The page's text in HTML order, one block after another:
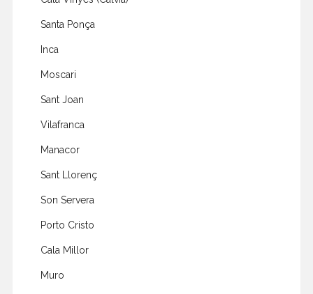
Santa Ponça
Inca
Moscari
Sant Joan
Vilafranca
Manacor
Sant Llorenç
Son Servera
Porto Cristo
Cala Millor
Muro